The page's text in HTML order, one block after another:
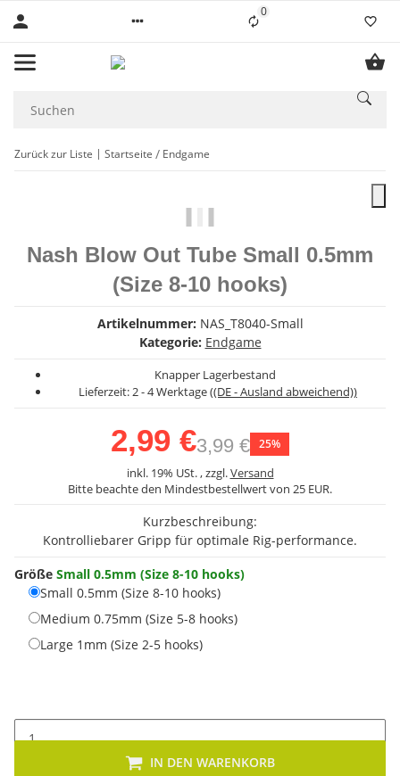
0Liste ist leer
Zurück zur Liste Startseite Endgame
Nash Blow Out Tube Small 0.5mm
(Size 8-10 hooks)
Artikelnummer: NAS_T8040-Small
Kategorie: Endgame
Knapper Lagerbestand
Lieferzeit:2 - 4 Werktage((DE - Ausland abweichend))
2,99 €3,99 € 25%
inkl. 19% USt. , zzgl.Versand
Bitte beachte den Mindestbestellwert von 25 EUR.
Kurzbeschreibung:
Kontrolliebarer Gripp für optimale Rig-performance.
Größe Small 0.5mm (Size 8-10 hooks)
Small 0.5mm (Size 8-10 hooks)Small 0.5mm (Size 8-10 hooks)
Medium 0.75mm (Size 5-8 hooks)Medium 0.75mm (Size 5-8
Large 1mm (Size 2-5 hooks)Large 1mm (Size 2-5 hooks)
IN DEN WARENKORB